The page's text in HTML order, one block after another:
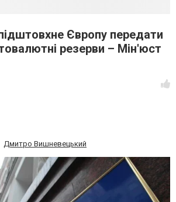
Європу передати
резерви – Мін'юст
Дмитро Вишневецький